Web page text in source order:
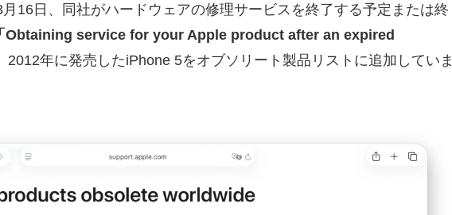
16日、同社がハードウェアの修理サービスを終了する予定または終
「Obtaining service for your Apple product after an expired
2012年に発売したiPhone 5をオブソリート製品リストに追加していま